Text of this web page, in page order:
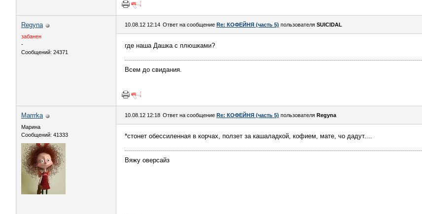
Regyna
забанен
-
Сообщений: 24371
10.08.12 12:14 Ответ на сообщение Re: КОФЕЙНЯ (часть 5) пользователя SUICIDAL
где наша Дашка с плюшками?
Всем до свидания.
Marrrka
Марина
Сообщений: 41333
10.08.12 12:18 Ответ на сообщение Re: КОФЕЙНЯ (часть 5) пользователя Regyna
*стонет обессиленная в корчах, ползет за кашаладкой, кофием, мате, чо дадут....
Вяжу оверсайз